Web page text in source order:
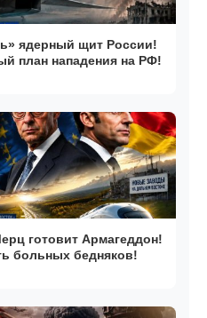
ядерный щит России!
план нападения на РФ!
готовит Армагеддон!
больных бедняков!